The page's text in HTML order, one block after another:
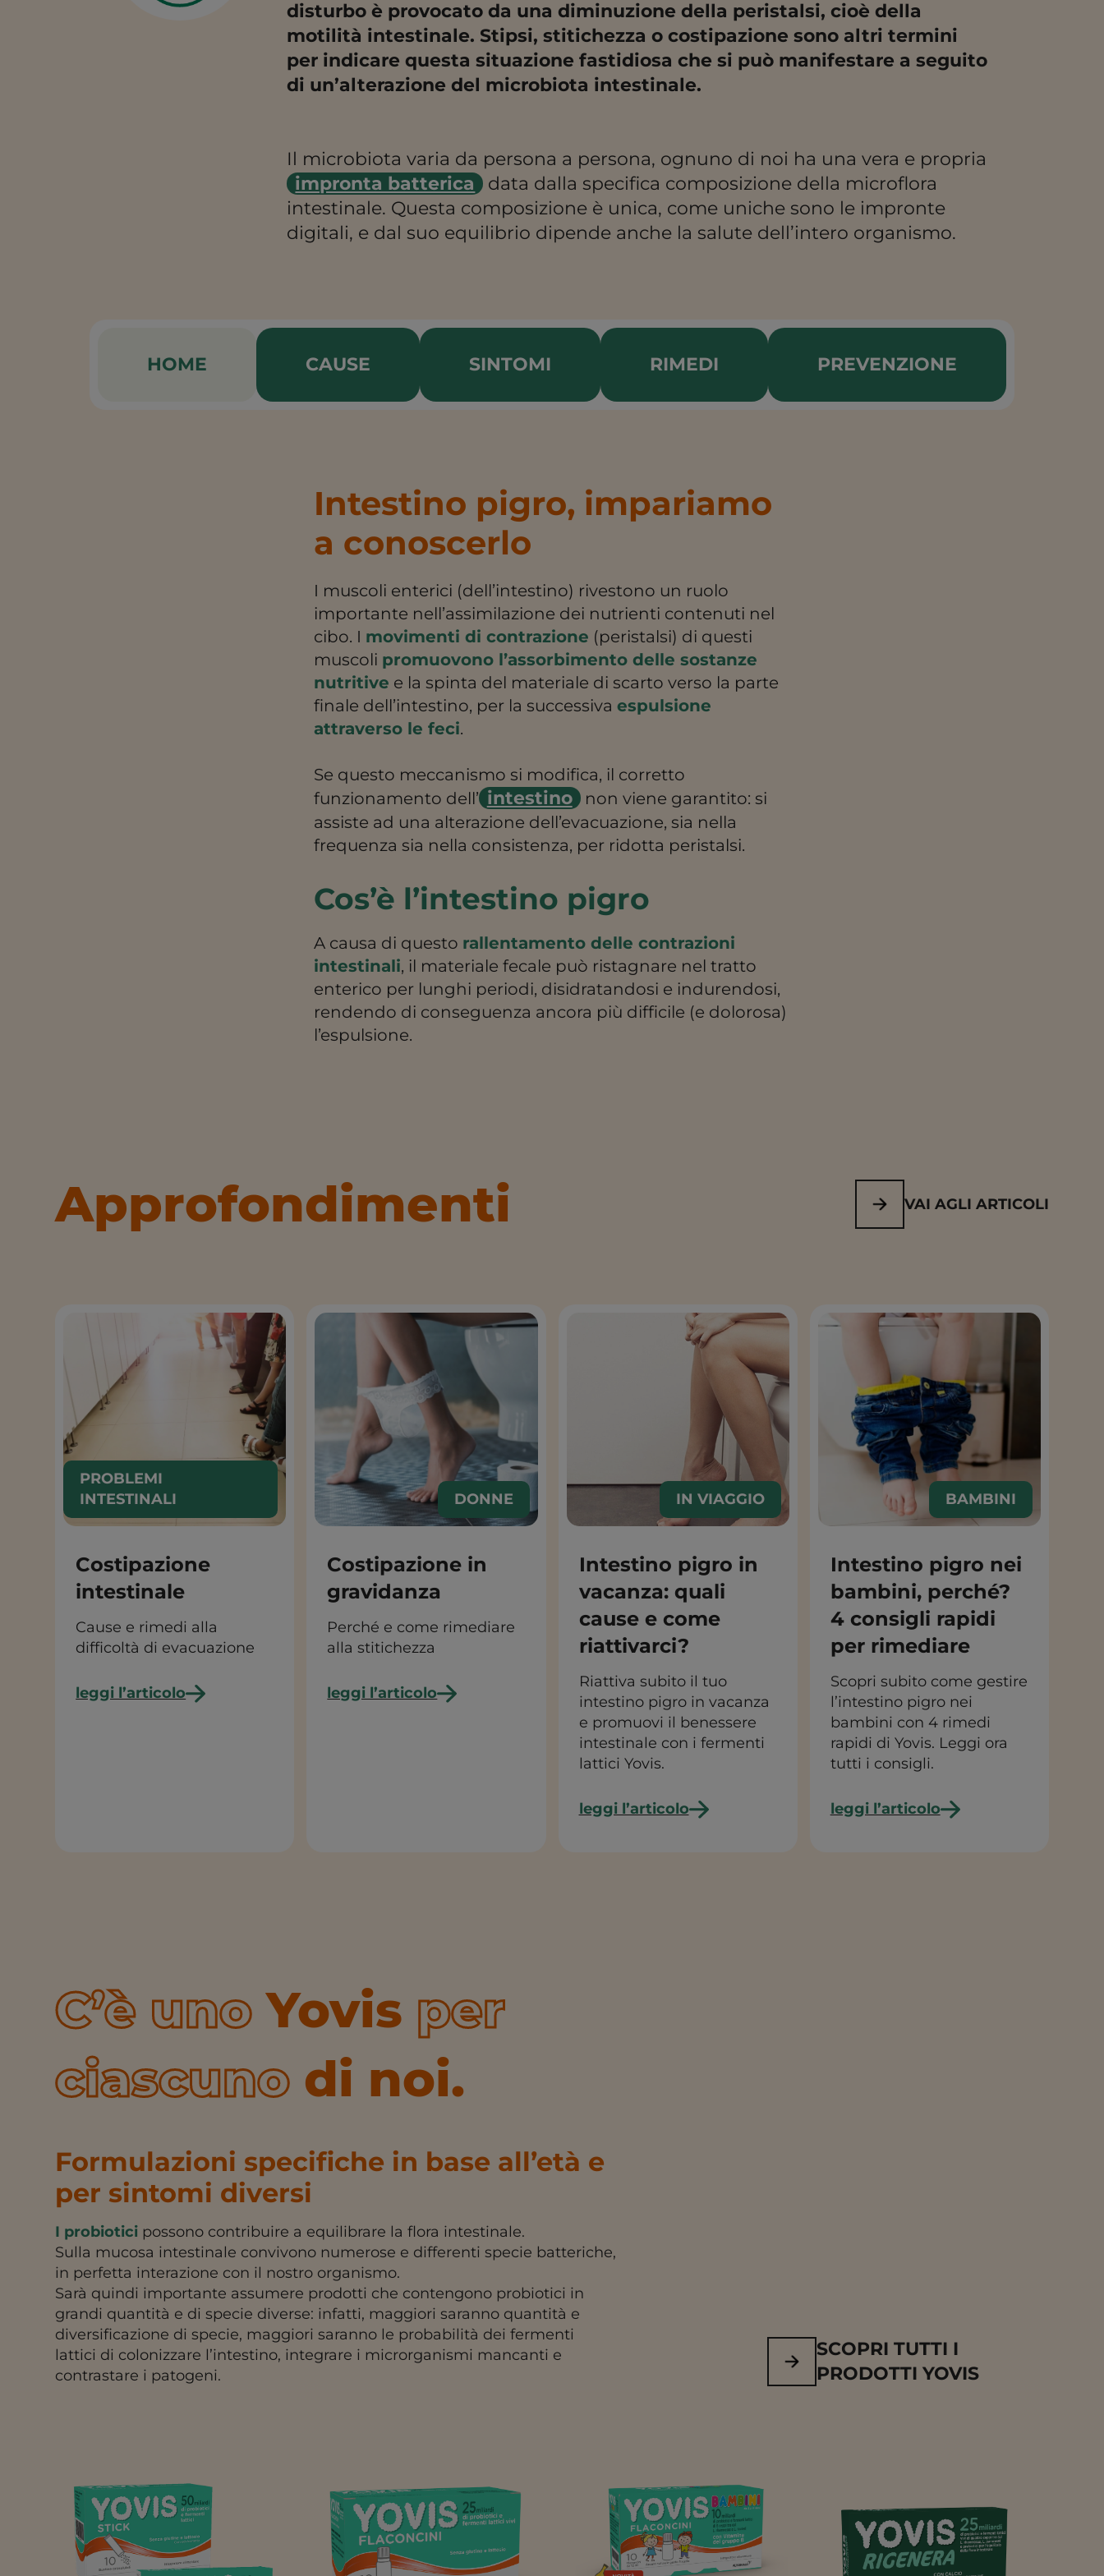
disturbo è provocato da una diminuzione della peristalsi, cioè della
motilità intestinale. Stipsi, stitichezza o costipazione sono altri termini
per indicare questa situazione fastidiosa che si può manifestare a seguito
di un’alterazione del microbiota intestinale.
Il microbiota varia da persona a persona, ognuno di noi ha una vera e propria
impronta batterica
data dalla specifica composizione della microflora
intestinale. Questa composizione è unica, come uniche sono le impronte
digitali, e dal suo equilibrio dipende anche la salute dell’intero organismo.
HOME CAUSE SINTOMI RIMEDI PREVENZIONE
Intestino pigro, impariamo
a conoscerlo
I muscoli enterici (dell’intestino) rivestono un ruolo
importante nell’assimilazione dei nutrienti contenuti nel
cibo. I movimenti di contrazione (peristalsi) di questi
muscoli promuovono l’assorbimento delle sostanze
nutritive e la spinta del materiale di scarto verso la parte
finale dell’intestino, per la successiva espulsione
attraverso le feci.
Se questo meccanismo si modifica, il corretto
funzionamento dell’ intestino non viene garantito: si
assiste ad una alterazione dell’evacuazione, sia nella
frequenza sia nella consistenza, per ridotta peristalsi.
Cos’è l’intestino pigro
A causa di questo rallentamento delle contrazioni
intestinali, il materiale fecale può ristagnare nel tratto
enterico per lunghi periodi, disidratandosi e indurendosi,
rendendo di conseguenza ancora più difficile (e dolorosa)
l’espulsione.
Approfondimenti VAI AGLI ARTICOLI
PROBLEMI
INTESTINALI
Costipazione
intestinale
Cause e rimedi alla
difficoltà di evacuazione
leggi l’articolo
DONNE
Costipazione in
gravidanza
Perché e come rimediare
alla stitichezza
leggi l’articolo
IN VIAGGIO
Intestino pigro in
vacanza: quali
cause e come
riattivarci?
Riattiva subito il tuo
intestino pigro in vacanza
e promuovi il benessere
intestinale con i fermenti
lattici Yovis.
leggi l’articolo
BAMBINI
Intestino pigro nei
bambini, perché?
4 consigli rapidi
per rimediare
Scopri subito come gestire
l’intestino pigro nei
bambini con 4 rimedi
rapidi di Yovis. Leggi ora
tutti i consigli.
leggi l’articolo
C’è uno Yovis per
ciascuno di noi.
Formulazioni specifiche in base all’età e
per sintomi diversi
I probiotici possono contribuire a equilibrare la flora intestinale.
Sulla mucosa intestinale convivono numerose e differenti specie batteriche,
in perfetta interazione con il nostro organismo.
Sarà quindi importante assumere prodotti che contengono probiotici in
grandi quantità e di specie diverse: infatti, maggiori saranno quantità e
diversificazione di specie, maggiori saranno le probabilità dei fermenti
lattici di colonizzare l’intestino, integrare i microrganismi mancanti e
contrastare i patogeni.
SCOPRI TUTTI I
PRODOTTI YOVIS